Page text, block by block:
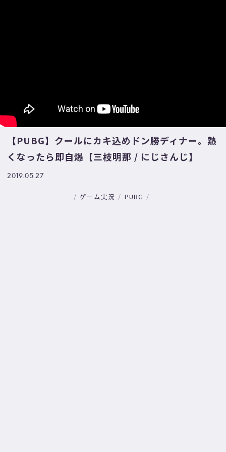
【PUBG】クールにカキ込めドン勝ディナー。熱
くなったら即自爆【三枝明那 / にじさんじ】
2019.05.27
ゲーム実況 PUBG